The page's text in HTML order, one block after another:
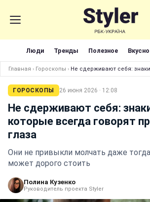
Люди Тренды Полезное Вкусно
Главная › Гороскопы › Не сдерживают себя:
ГОРОСКОПЫ 26 июня 2026 · 12:08
Не сдерживают себя:
которые всегда говорят
глаза
Они не привыкли молчать даже
может дорого стоить
Полина Кузенко
Руководитель проекта Styler